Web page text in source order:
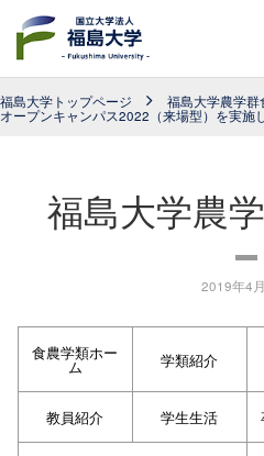
福島大学トップページ
福島大学農学群
オープンキャンパス2022（来場型）を実施
福島大学農
2019年4
食農学類ホー
ム 学類紹介
教員紹介 学生生活